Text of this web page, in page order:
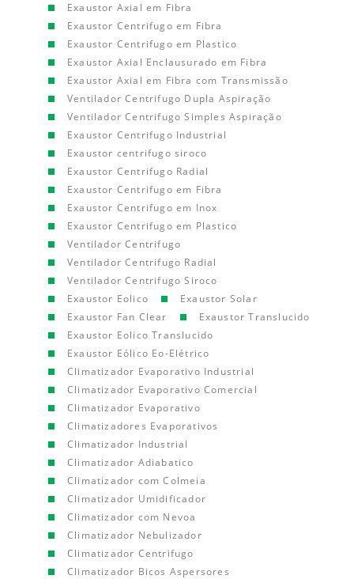
Exaustor Axial em Fibra
Exaustor Centrifugo em Fibra
Exaustor Centrifugo em Plastico
Exaustor Axial Enclausurado em Fibra
Exaustor Axial em Fibra com Transmissão
Ventilador Centrifugo Dupla Aspiração
Ventilador Centrifugo Simples Aspiração
Exaustor Centrifugo Industrial
Exaustor centrifugo siroco
Exaustor Centrifugo Radial
Exaustor Centrifugo em Fibra
Exaustor Centrifugo em Inox
Exaustor Centrifugo em Plastico
Ventilador Centrifugo
Ventilador Centrifugo Radial
Ventilador Centrifugo Siroco
Exaustor Eolico
Exaustor Solar
Exaustor Fan Clear
Exaustor Translucido
Exaustor Eolico Translucido
Exaustor Eólico Eo-Elétrico
Climatizador Evaporativo Industrial
Climatizador Evaporativo Comercial
Climatizador Evaporativo
Climatizadores Evaporativos
Climatizador Industrial
Climatizador Adiabatico
Climatizador com Colmeia
Climatizador Umidificador
Climatizador com Nevoa
Climatizador Nebulizador
Climatizador Centrifugo
Climatizador Bicos Aspersores